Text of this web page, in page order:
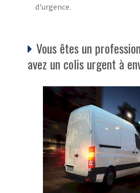
d'urgence.
Vous êtes un
avez un colis urgent à